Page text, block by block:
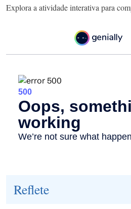
Explora a atividade interativa para
Reflete